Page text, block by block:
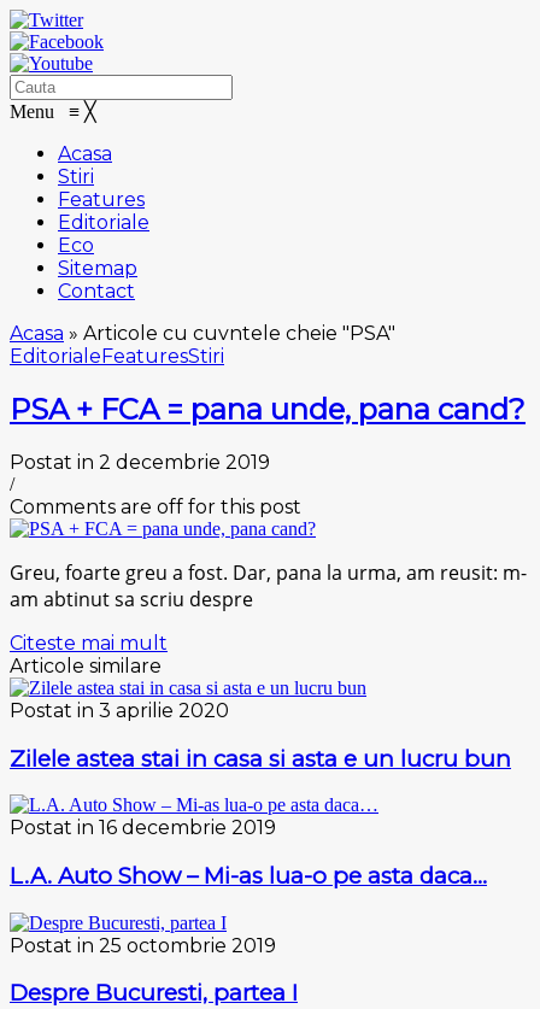
Menu ≡ ╳
Acasa
Stiri
Features
Editoriale
Eco
Sitemap
Contact
Acasa » Articole cu cuvntele cheie "PSA"
EditorialeFeaturesStiri
PSA + FCA = pana unde, pana cand?
Postat in 2 decembrie 2019
/
Comments are off for this post
Greu, foarte greu a fost. Dar, pana la urma, am reusit: m-
am abtinut sa scriu despre
Citeste mai mult
Articole similare
Postat in 3 aprilie 2020
Zilele astea stai in casa si asta e un lucru bun
Postat in 16 decembrie 2019
L.A. Auto Show – Mi-as lua-o pe asta daca…
Postat in 25 octombrie 2019
Despre Bucuresti, partea I